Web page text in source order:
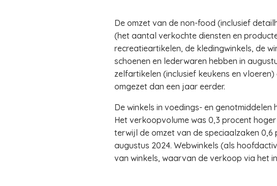
De omzet van de non-food (inclusief
(het aantal verkochte diensten en
recreatieartikelen, de kledingwinkels, de
schoenen en lederwaren hebben in
zelfartikelen (inclusief keukens en
omgezet dan een jaar eerder.
De winkels in voedings- en
Het verkoopvolume was 0,3 procent
terwijl de omzet van de speciaalzaken 0,6
augustus 2024. Webwinkels (als
van winkels, waarvan de verkoop via het